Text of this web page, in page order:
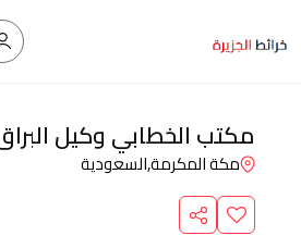
مكتب الخطابي وكيل
مكة المكرمة,السعودية